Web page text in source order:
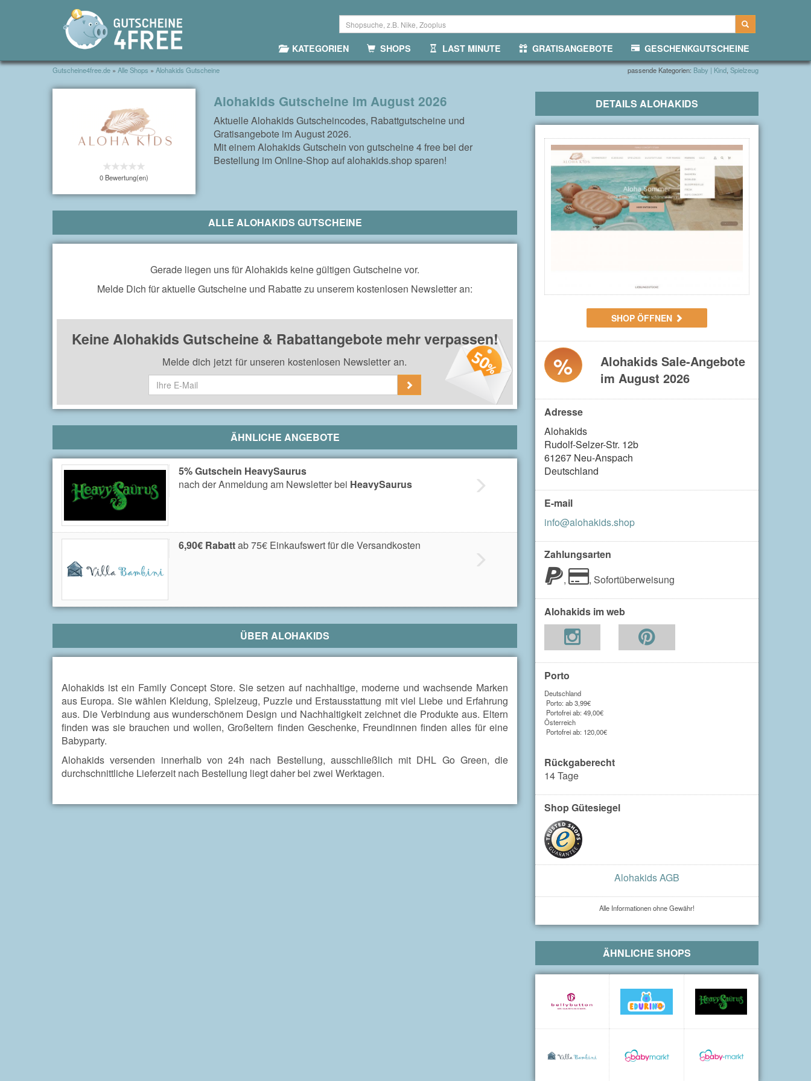
KATEGORIEN SHOPS LAST MINUTE GRATISANGEBOTE GESCHENKGUTSCHEINE
Gutscheine4free.de » Alle Shops » Alohakids Gutscheine passende Kategorien: Baby | Kind Spielzeug
0 Bewertung(en)
Alohakids Gutscheine im August 2026
Aktuelle Alohakids Gutscheincodes, Rabattgutscheine und
Gratisangebote im August 2026.
Mit einem Alohakids Gutschein von gutscheine 4 free bei der
Bestellung im Online-Shop auf alohakids.shop sparen!
ALLE ALOHAKIDS GUTSCHEINE
Gerade liegen uns für Alohakids keine gültigen Gutscheine vor.
Melde Dich für aktuelle Gutscheine und Rabatte zu unserem kostenlosen Newsletter an:
Keine Alohakids Gutscheine & Rabattangebote mehr verpassen!
Melde dich jetzt für unseren kostenlosen Newsletter an.
ÄHNLICHE ANGEBOTE
5% Gutschein HeavySaurus
nach der Anmeldung am Newsletter bei HeavySaurus
6,90€ Rabattab 75€ Einkaufswert für die Versandkosten
ÜBER ALOHAKIDS
Alohakids ist ein Family Concept Store. Sie setzen auf nachhaltige, moderne und wachsende Marken
aus Europa. Sie wählen Kleidung, Spielzeug, Puzzle und Erstausstattung mit viel Liebe und Erfahrung
aus. Die Verbindung aus wunderschönem Design und Nachhaltigkeit zeichnet die Produkte aus. Eltern
finden was sie brauchen und wollen, Großeltern finden Geschenke, Freundinnen finden alles für eine
Babyparty.
Alohakids versenden innerhalb von 24h nach Bestellung, ausschließlich mit DHL Go Green, die
durchschnittliche Lieferzeit nach Bestellung liegt daher bei zwei Werktagen.
DETAILS ALOHAKIDS
SHOP ÖFFNEN
%
Alohakids Sale-Angebote
im August 2026
Adresse
Alohakids
Rudolf-Selzer-Str. 12b
61267 Neu-Anspach
Deutschland
E-mail
info@alohakids.shop
Zahlungsarten
,
, Sofortüberweisung
Alohakids im web
Porto
Deutschland
Porto: ab 3,99€
Portofrei ab: 49,00€
Österreich
Portofrei ab: 120,00€
Rückgaberecht
14 Tage
Shop Gütesiegel
Alohakids AGB
Alle Informationen ohne Gewähr!
ÄHNLICHE SHOPS